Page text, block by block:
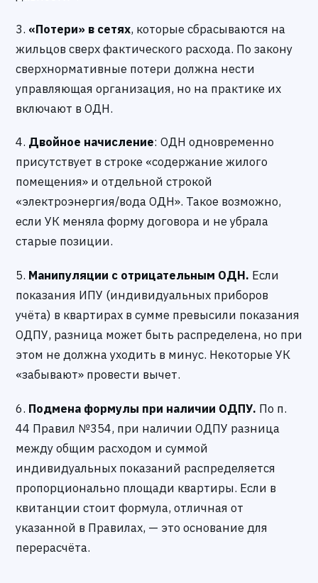
3. «Потери» в сетях, которые сбрасываются на
жильцов сверх фактического расхода. По закону
сверхнормативные потери должна нести
управляющая организация, но на практике их
включают в ОДН.
4. Двойное начисление: ОДН одновременно
присутствует в строке «содержание жилого
помещения» и отдельной строкой
«электроэнергия/вода ОДН». Такое возможно,
если УК меняла форму договора и не убрала
старые позиции.
5. Манипуляции с отрицательным ОДН. Если
показания ИПУ (индивидуальных приборов
учёта) в квартирах в сумме превысили показания
ОДПУ, разница может быть распределена, но при
этом не должна уходить в минус. Некоторые УК
«забывают» провести вычет.
6. Подмена формулы при наличии ОДПУ. По п.
44 Правил №354, при наличии ОДПУ разница
между общим расходом и суммой
индивидуальных показаний распределяется
пропорционально площади квартиры. Если в
квитанции стоит формула, отличная от
указанной в Правилах, — это основание для
перерасчёта.